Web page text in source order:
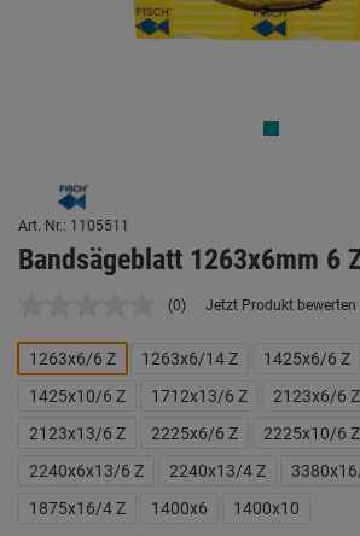
Art. Nr.: 1105511
Bandsägeblatt 1263x6mm 6
Kein
Link
auf
derselben
Seite.
(0) Jetzt Produkt bewerten
1263x6/6 Z 1263x6/14 Z 1425x6/6 Z
1425x10/6 Z
1712x13/6 Z 2123x6/6 Z
2123x13/6 Z
2225x6/6 Z 2225x10/6 Z
2240x6x13/6 Z
2240x13/4 Z
1875x16/4 Z
1400x6 1400x10